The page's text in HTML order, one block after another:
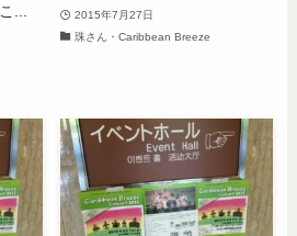
...
2015年7月27日
珠さん・Caribbean Breeze